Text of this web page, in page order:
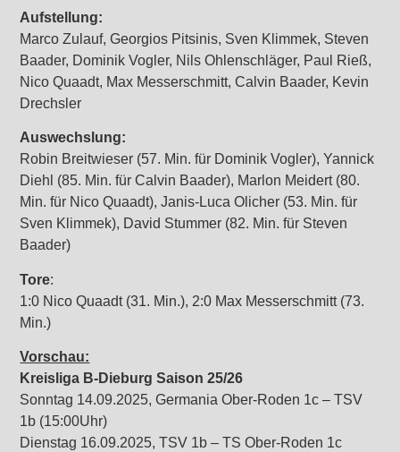
Aufstellung:
Marco Zulauf, Georgios Pitsinis, Sven Klimmek, Steven
Baader, Dominik Vogler, Nils Ohlenschläger, Paul Rieß,
Nico Quaadt, Max Messerschmitt, Calvin Baader, Kevin
Drechsler
Auswechslung:
Robin Breitwieser (57. Min. für Dominik Vogler), Yannick
Diehl (85. Min. für Calvin Baader), Marlon Meidert (80.
Min. für Nico Quaadt), Janis-Luca Olicher (53. Min. für
Sven Klimmek), David Stummer (82. Min. für Steven
Baader)
Tore:
1:0 Nico Quaadt (31. Min.), 2:0 Max Messerschmitt (73.
Min.)
Vorschau:
Kreisliga B-Dieburg Saison 25/26
Sonntag 14.09.2025, Germania Ober-Roden 1c – TSV
1b (15:00Uhr)
Dienstag 16.09.2025, TSV 1b – TS Ober-Roden 1c